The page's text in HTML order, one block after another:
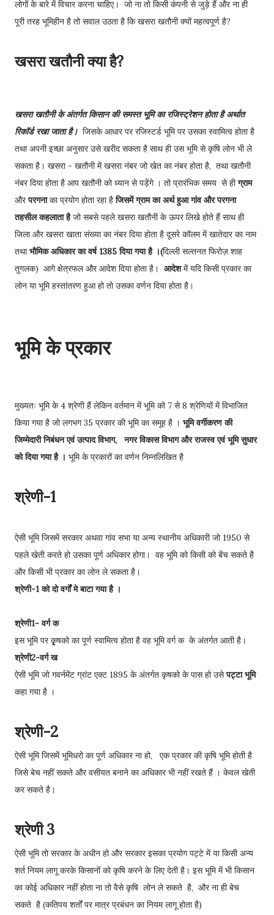
लोगों के बारे में विचार करना चाहिए। जो ना तो किसी कंपनी से जुड़े हैं और ना ही
पूरी तरह भूमिहीन है तो सवाल उठता है कि खसरा खतौनी क्यों महत्वपूर्ण है?
खसरा खतौनी क्या है?
खसरा खतौनी के अंतर्गत किसान की समस्त भूमि का रजिस्ट्रेशन होता है अर्थात
रिकॉर्ड रखा जाता है। जिसके आधार पर रजिस्टर्ड भूमि पर उसका स्वामित्व होता है
तथा अपनी इच्छा अनुसार उसे खरीद सकता है साथ ही उस भूमि से कृषि लोन भी ले
सकता है। खसरा - खतौनी में खसरा नंबर जो खेत का नंबर होता है, तथा खतौनी
नंबर दिया होता है आप खतौनी को ध्यान से पड़ेंगे । तो प्रारंभिक समय से हीग्राम
औरपरगनाका प्रयोग होता रहा हैजिसमें ग्राम का अर्थ हुआ गांव और परगना
तहसील कहलाता हैजो सबसे पहले खसरा खतौनी के ऊपर लिखे होते हैं साथ ही
जिला और खसरा खाता संख्या का नंबर दिया होता है दूसरे कॉलम में खातेदार का नाम
तथाभौमिक अधिकार का वर्ष 1385 दिया गया है ।(दिल्ली सल्तनत फिरोज़ शाह
तुगलक) आगे क्षेत्रफल और आदेश दिया होता है। आदेशमें यदि किसी प्रकार का
लोन या भूमि हस्तांतरण हुआ हो तो उसका वर्णन दिया होता है।
भूमि के प्रकार
मुख्यतः भूमि के 4 श्रेणी हैं लेकिन वर्तमान में भूमि को 7 से 8 श्रेणियों में विभाजित
किया गया है जो लगभग 35 प्रकार की भूमि का समूह है । भूमि वर्गीकरण की
जिम्मेदारी निबंधन एवं उत्पाद विभाग, नगर विकास विभाग और राजस्व एवं भूमि सुधार
को दिया गया है । भूमि के प्रकारों का वर्णन निम्नलिखित है
श्रेणी-1
ऐसी भूमि जिसमें सरकार अथवा गांव सभा या अन्य स्थानीय अधिकारी जो 1950 से
पहले खेती करते हो उसका पूर्ण अधिकार होगा। वह भूमि को किसी को बेंच सकते है
और किसी भी प्रकार का लोन ले सकता है।
श्रेणी-1 को दो वर्गों मे बाटा गया है ।
श्रेणी1- वर्ग क
इस भूमि पर कृृृृषको का पूर्ण स्वामित्व होता है वह भूमि वर्ग क के अंतर्गत आती है।
श्रेणी2-वर्ग ख
ऐसी भूमि जो गवर्नमेंट ग्रांट एक्ट 1895 के अंतर्गत कृषको के पास हो उसेपट्टा भूमि
कहा गया है ।
श्रेणी-2
ऐसी भूमि जिसमें भूमिधरो का पूर्ण अधिकार ना हो, एक प्रकार की कृषि भूमि होती है
जिसे बेच नहीं सकते और वसीयत बनाने का अधिकार भी नहीं रखते हैं । केवल खेती
कर सकते है।
श्रेणी 3
ऐसी भूमि तो सरकार के अधीन हो और सरकार इसका प्रयोग पट्टे में या किसी अन्य
शर्त नियम लागू करके किसानों को कृषि करने के लिए देती है। इस भूमि में भी किसान
का कोई अधिकार नहीं होता ना तो वैसे कृषि लोन ले सकते है, और ना ही बेच
सकते है (कतिपय शर्तों पर मात्र प्रबंधन का नियम लागू होता है)